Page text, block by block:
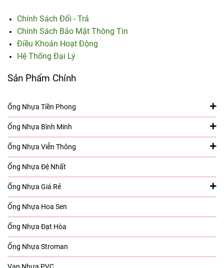
Chính Sách Đổi - Trả
Chính Sách Bảo Mật Thông Tin
Điều Khoản Hoạt Động
Hệ Thống Đại Lý
Sản Phẩm Chính
Ống Nhựa Tiền Phong
Ống Nhựa Bình Minh
Ống Nhựa Viễn Thông
Ống Nhựa Đệ Nhất
Ống Nhựa Giá Rẻ
Ống Nhựa Hoa Sen
Ống Nhựa Đạt Hòa
Ống Nhựa Stroman